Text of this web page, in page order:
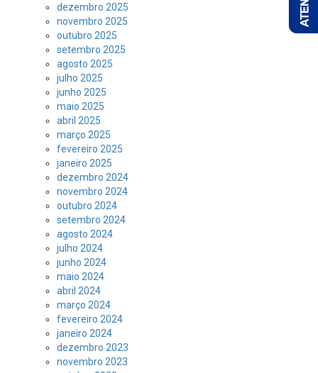
dezembro 2025
novembro 2025
outubro 2025
setembro 2025
agosto 2025
julho 2025
junho 2025
maio 2025
abril 2025
março 2025
fevereiro 2025
janeiro 2025
dezembro 2024
novembro 2024
outubro 2024
setembro 2024
agosto 2024
julho 2024
junho 2024
maio 2024
abril 2024
março 2024
fevereiro 2024
janeiro 2024
dezembro 2023
novembro 2023